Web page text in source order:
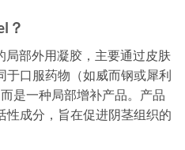
？
局部外用凝胶，主要通过皮肤
于口服药物（如威而钢或犀利
是一种局部增补产品。产品
性成分，旨在促进阴茎组织的